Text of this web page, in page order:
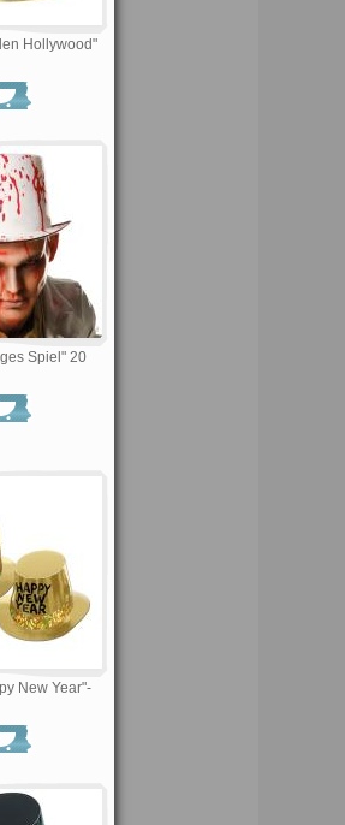
Hollywood"
Spiel" 20
New Year"-